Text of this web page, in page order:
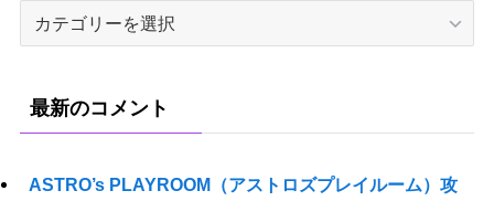
イ
最新のコメント
ASTRO’s PLAYROOM（アストロズプレイルーム）攻